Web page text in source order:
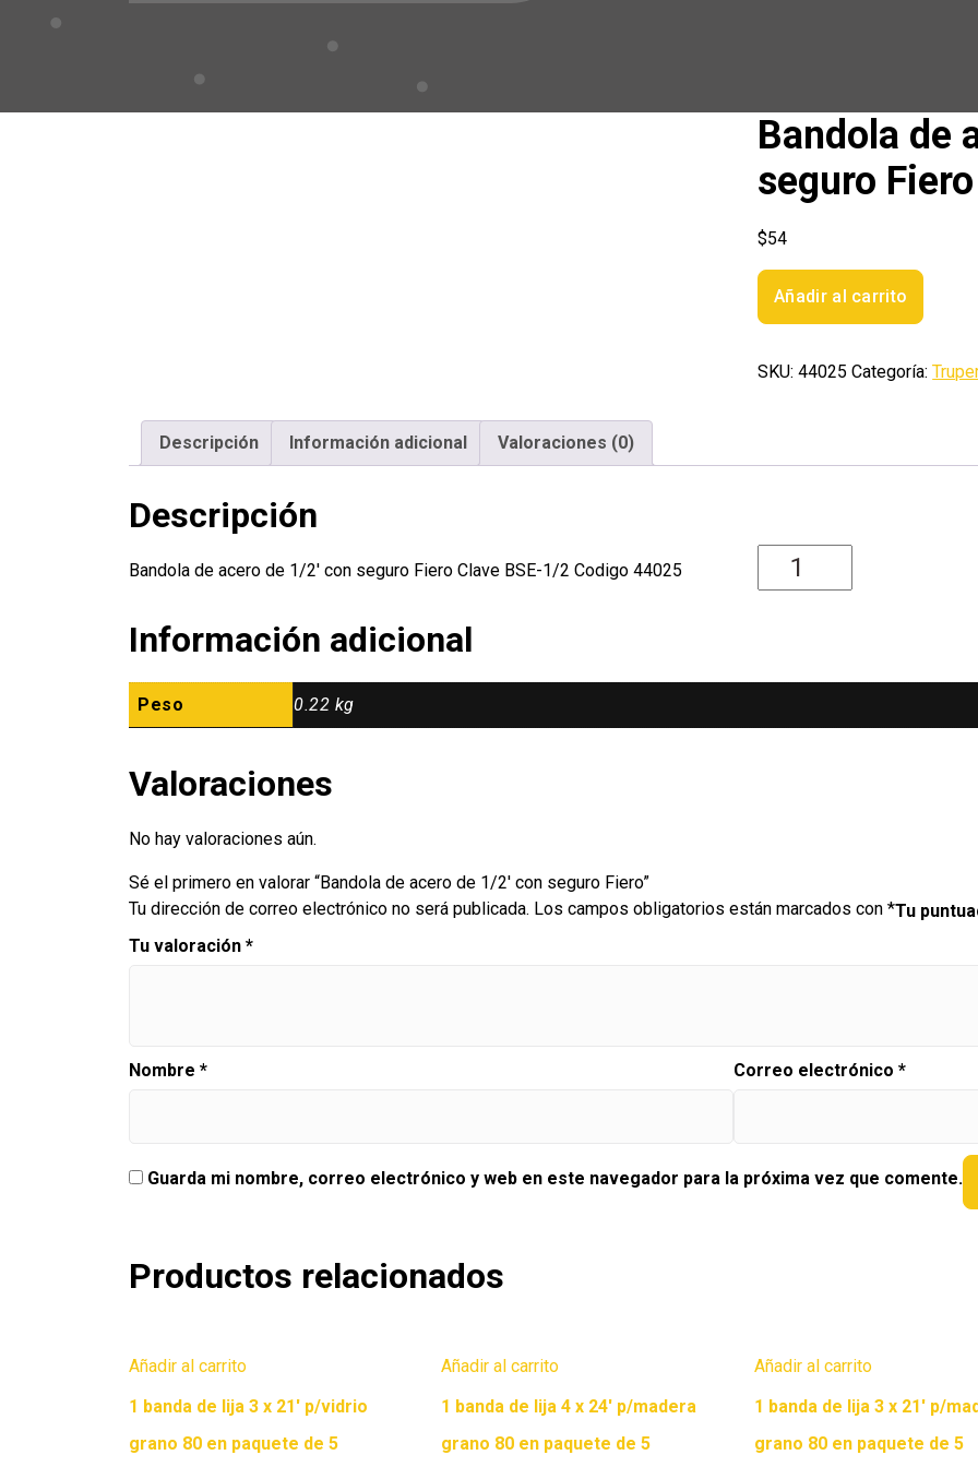
Bandola de
seguro Fiero
$54
Bandola
de
de
Fiero
Añadir al carrito
SKU:44025 Categoría:
Descripción Información adicional Valoraciones (0)
Descripción
Bandola de acero de 1/2′ con seguro Fiero Clave BSE-1/2 Codigo 44025
Información adicional
Peso 0.22 kg
Valoraciones
No hay valoraciones aún.
Sé el primero en valorar “Bandola de acero de 1/2′ con seguro Fiero”
Tu dirección de correo electrónico no será publicada. Los campos obligatorios están marcados con *Tu
Tu valoración *
Nombre * Correo electrónico *
Guarda mi nombre, correo electrónico y web en este navegador para la próxima vez que comente.
Productos relacionados
Añadir al carrito
1 banda de lija 3 x 21′ p/vidrio
grano 80 en paquete de 5
Añadir al carrito
1 banda de lija 4 x 24′ p/madera
grano 80 en paquete de 5
Añadir al carrito
1 banda de lija 3 x 21′ p/
grano 80 en paquete de 5